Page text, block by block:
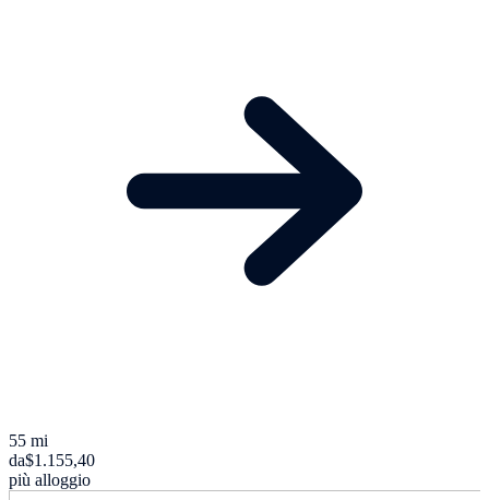
55 mi
da$1.155,40
più alloggio